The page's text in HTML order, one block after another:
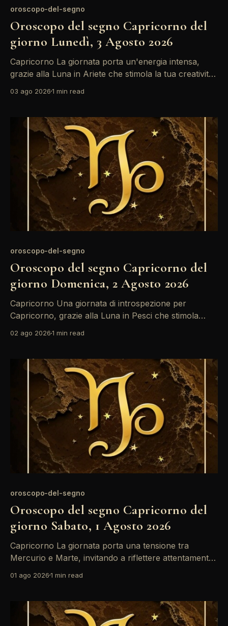
oroscopo-del-segno
Oroscopo del segno Capricorno del
giorno Lunedì, 3 Agosto 2026
Capricorno La giornata porta un'energia intensa,
grazie alla Luna in Ariete che stimola la tua creatività.
generare tensioni, specialmente in ambito lavorativo.
e non lasciarti sopraffare dalle responsabilità. Un&
03 ago 20261 min read
oroscopo-del-segno
Oroscopo del segno Capricorno del
giorno Domenica, 2 Agosto 2026
Capricorno Una giornata di introspezione per
Capricorno, grazie alla Luna in Pesci che stimola
Saturno in Ariete potrebbe portare a tensioni
ponderate, evitando conflitti inutili. Le stelle invitano il
Capricorno a prendersi
02 ago 20261 min read
oroscopo-del-segno
Oroscopo del segno Capricorno del
giorno Sabato, 1 Agosto 2026
Capricorno La giornata porta una tensione tra
Mercurio e Marte, invitando a riflettere attentamente
lavorativo, è fondamentale mantenere la calma e non
questo momento per riorganizzare le idee e trovare
soluzioni pratiche. Il transito della Luna in
01 ago 20261 min read